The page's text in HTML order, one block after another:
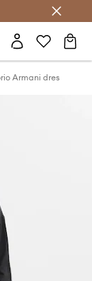
Armani dres